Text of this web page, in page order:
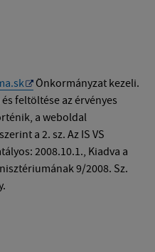
Önkormányzat kezeli.
feltöltése az érvényes
a weboldal
a 2. sz. Az IS VS
2008.10.1., Kiadva a
9/2008. Sz.